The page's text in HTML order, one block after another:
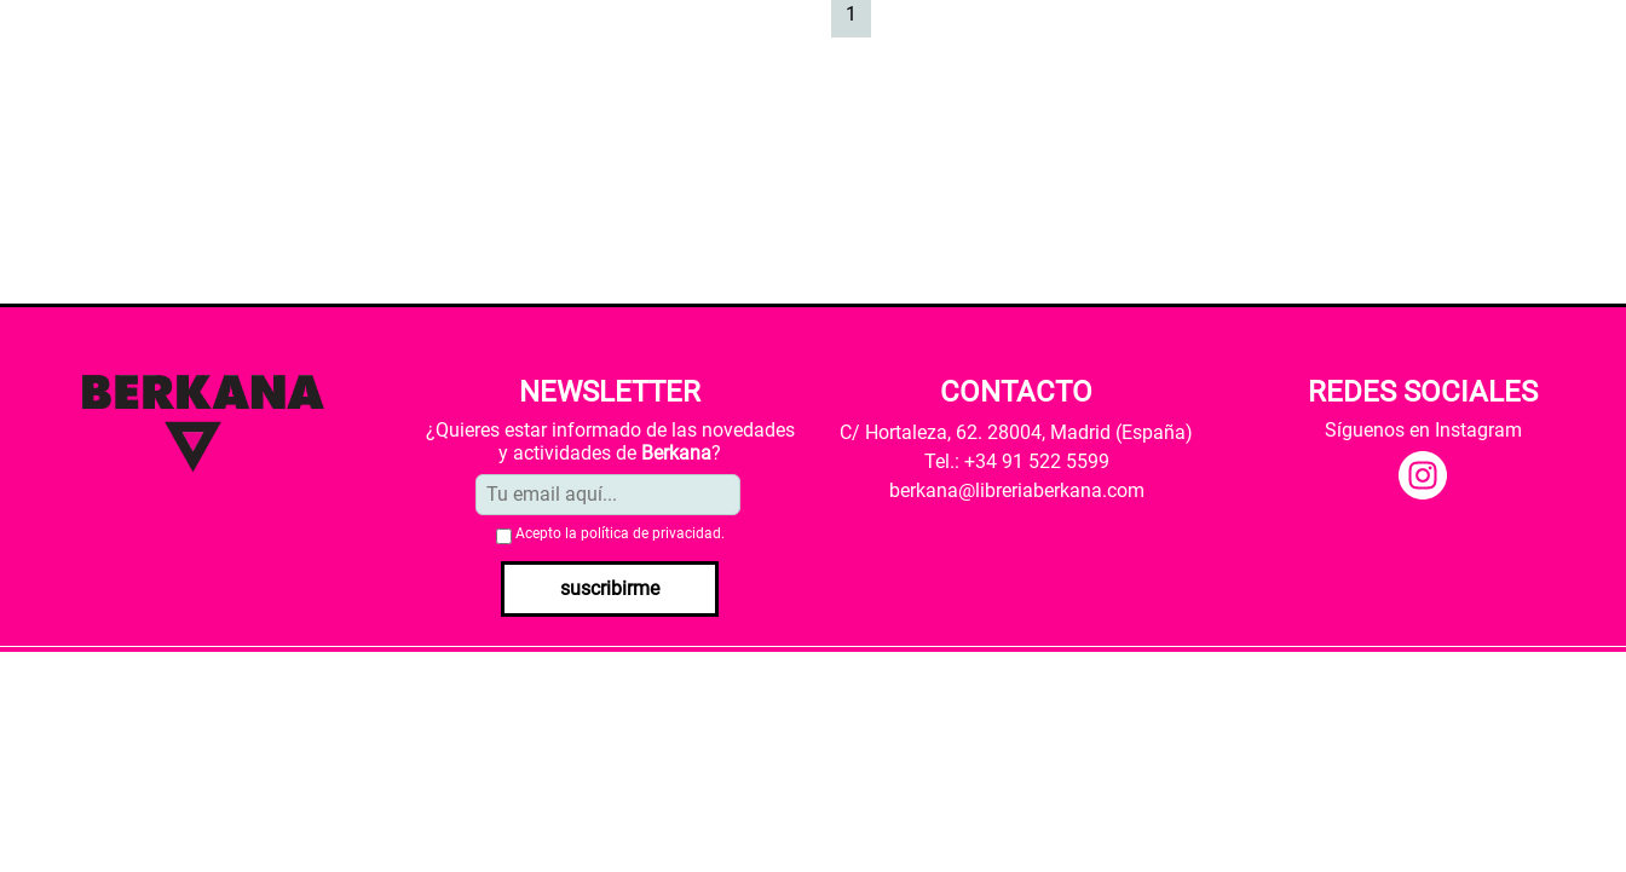
1
NEWSLETTER
¿Quieres estar informado de las novedades
y actividades de Berkana?
Acepto la política de privacidad .
suscribirme
CONTACTO
C/ Hortaleza, 62. 28004, Madrid (España)
Tel.: +34 91 522 5599
berkana@libreriaberkana.com
REDES SOCIALES
Síguenos en Instagram